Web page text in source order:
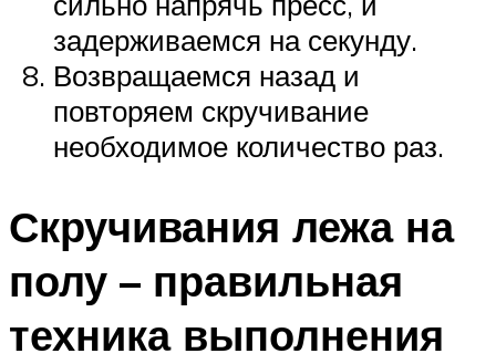
задерживаемся на секунду.
Возвращаемся назад и
повторяем скручивание
необходимое количество раз.
Скручивания лежа на
полу – правильная
техника выполнения